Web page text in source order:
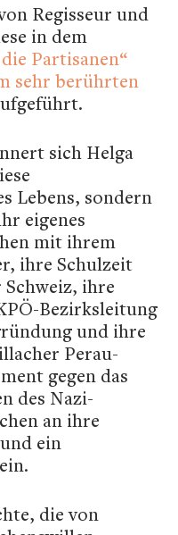
Regisseur und
in dem
Partisanen“
sehr berührten
sich Helga
Lebens, sondern
eigenes
mit ihrem
ihre Schulzeit
ihre
Bezirksleitung
und ihre
Perau-
gegen das
des Nazi-
an ihre
ein
die von